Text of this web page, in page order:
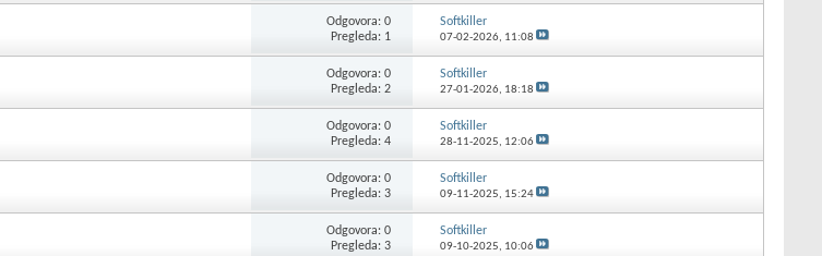
Odgovora: 0
Pregleda: 1
Softkiller
07-02-2026, 11:08
Odgovora: 0
Pregleda: 2
Softkiller
27-01-2026, 18:18
Odgovora: 0
Pregleda: 4
Softkiller
28-11-2025, 12:06
Odgovora: 0
Pregleda: 3
Softkiller
09-11-2025, 15:24
Odgovora: 0
Pregleda: 3
Softkiller
09-10-2025, 10:06